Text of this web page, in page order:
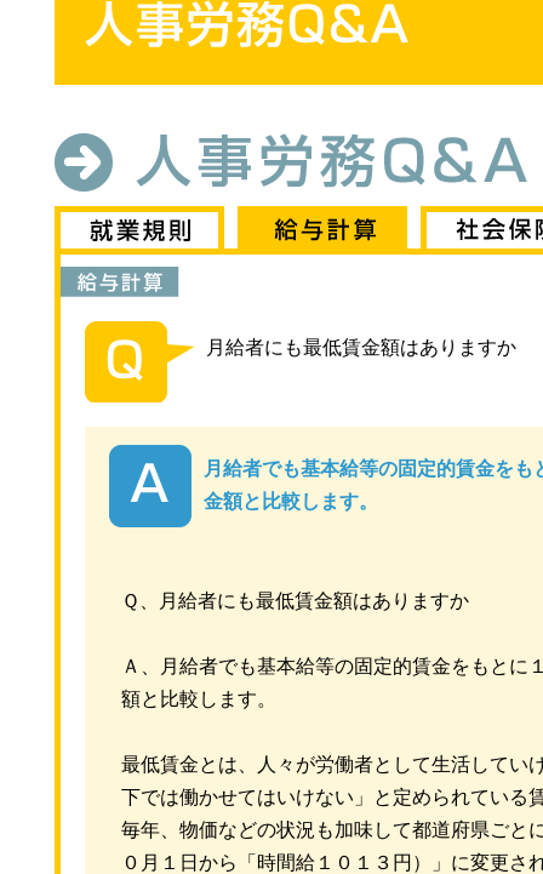
月給者にも最低賃金額はありますか
月給者でも基本給等の固定的賃金を
金額と比較します。
Ｑ、月給者にも最低賃金額はありますか
Ａ、月給者でも基本給等の固定的賃金をもとに
額と比較します。
最低賃金とは、人々が労働者として生活してい
下では働かせてはいけない」と定められている
毎年、物価などの状況も加味して都道府県ごと
０月１日から「時間給１０１３円）」に変更さ